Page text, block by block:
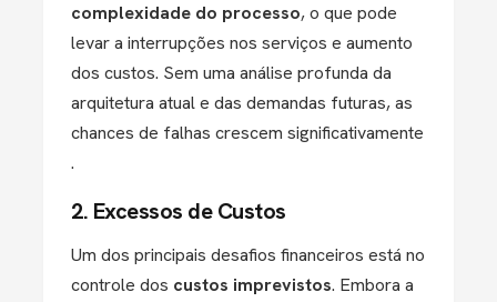
complexidade do processo, o que pode
levar a interrupções nos serviços e aumento
dos custos. Sem uma análise profunda da
arquitetura atual e das demandas futuras, as
chances de falhas crescem significativamente​
.
2. Excessos de Custos
Um dos principais desafios financeiros está no
controle dos custos imprevistos. Embora a